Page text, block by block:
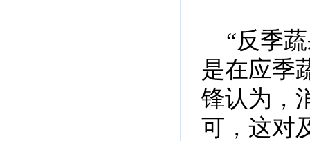
“反季蔬
是在应季
锋认为，
可，这对